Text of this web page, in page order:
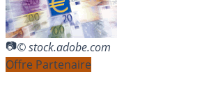
© stock.adobe.com
Offre Partenaire